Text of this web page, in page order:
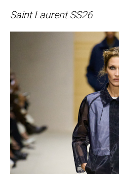
Saint Laurent SS26